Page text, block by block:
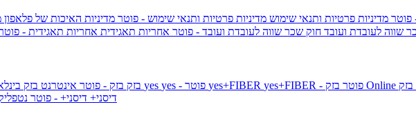
פוטר מדיניות פרטיות ותנאי שימוש מדיניות פרטיות ותנאי שימוש - פוטר מדיניות האיכות של פלאפון
שווה לעובדת ועובד חוק שכר שווה לעובדת ועובד - פוטר אחריות תאגידית אחריות תאגידית -
בזק בזק - פוטר אינטרנט בזק yes yes+FIBER yes+FIBER - פוטר בזק Online
דיסני+ דיסני+ - פוטר